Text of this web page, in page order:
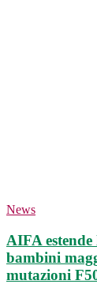
News
AIFA
bambini
mutazioni